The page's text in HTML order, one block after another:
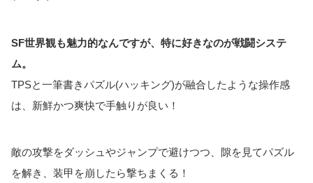
SF世界観も魅力的なんですが、特に好きなのが戦闘システ
ム。
TPSと一筆書きパズル(ハッキング)が融合したような操作感
は、新鮮かつ爽快で手触りが良い！
敵の攻撃をダッシュやジャンプで避けつつ、隙を見てパズル
を解き、装甲を崩したら撃ちまくる！